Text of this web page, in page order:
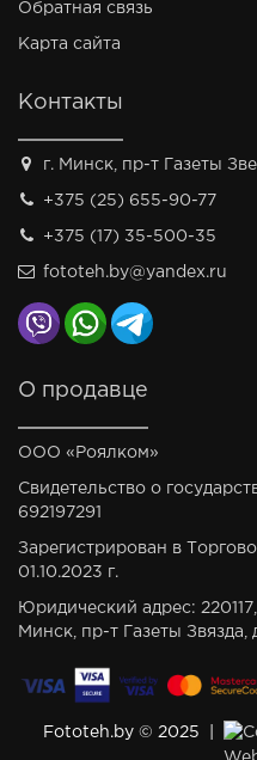
Обратная связь
Карта сайта
Контакты
г. Минск, пр-т Газеты
+375 (25) 655-90-77
+375 (17) 35-500-35
fototeh.by@yandex.ru
О продавце
ООО «Роялком»
Свидетельство о
692197291
Зарегистрирован в
01.10.2023 г.
Юридический адрес:
Минск, пр-т Газеты Звязда,
Fototeh.by © 2025 |